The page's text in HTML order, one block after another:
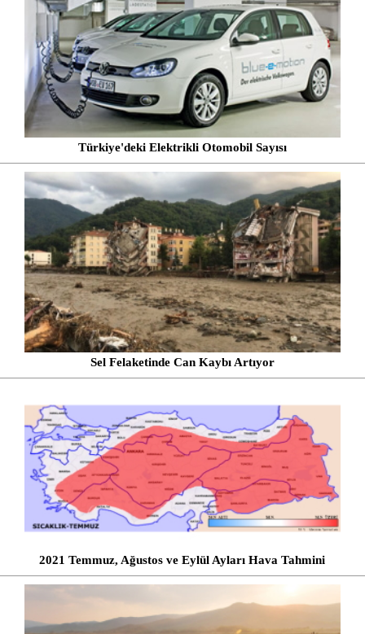
Türkiye'deki Elektrikli Otomobil Sayısı
Sel Felaketinde Can Kaybı Artıyor
2021 Temmuz, Ağustos ve Eylül Ayları Hava Tahmini